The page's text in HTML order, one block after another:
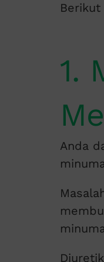
1.
Anda